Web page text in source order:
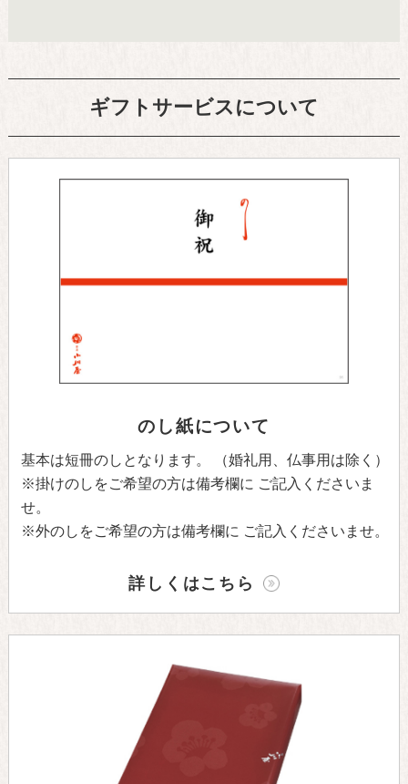
ギフトサービスについて
のし紙について
基本は短冊のしとなります。
（婚礼用、仏事用は除く）
※掛けのしをご希望の方は備考欄に ご記入くださいま
せ。
※外のしをご希望の方は備考欄に ご記入くださいませ。
詳しくはこちら